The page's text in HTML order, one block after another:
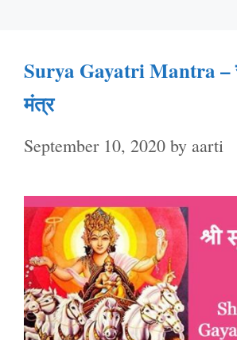
Surya Gayatri Mantra –
मंत्र
September 10, 2020 by aarti